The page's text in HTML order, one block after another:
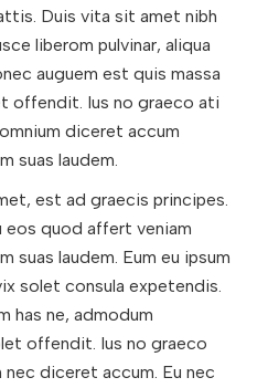
Duis vita sit amet nibh
liberom pulvinar, aliqua
auguem est quis massa
offendit. Ius no graeco ati
diceret accum
suas laudem.
est ad graecis principes.
eos quod affert veniam
suas laudem. Eum eu ipsum
solet consula expetendis.
has ne, admodum
offendit. Ius no graeco
diceret accum. Eu nec